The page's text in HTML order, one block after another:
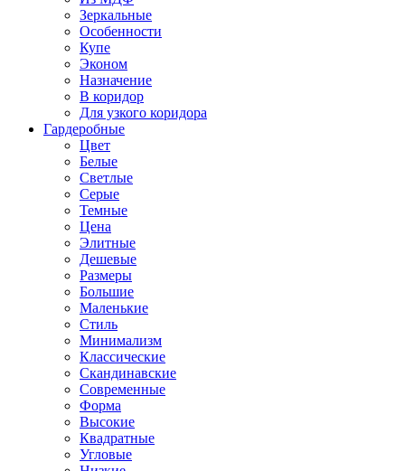
Зеркальные
Особенности
Купе
Эконом
Назначение
В коридор
Для узкого коридора
Гардеробные
Цвет
Белые
Светлые
Серые
Темные
Цена
Элитные
Дешевые
Размеры
Большие
Маленькие
Стиль
Минимализм
Классические
Скандинавские
Современные
Форма
Высокие
Квадратные
Угловые